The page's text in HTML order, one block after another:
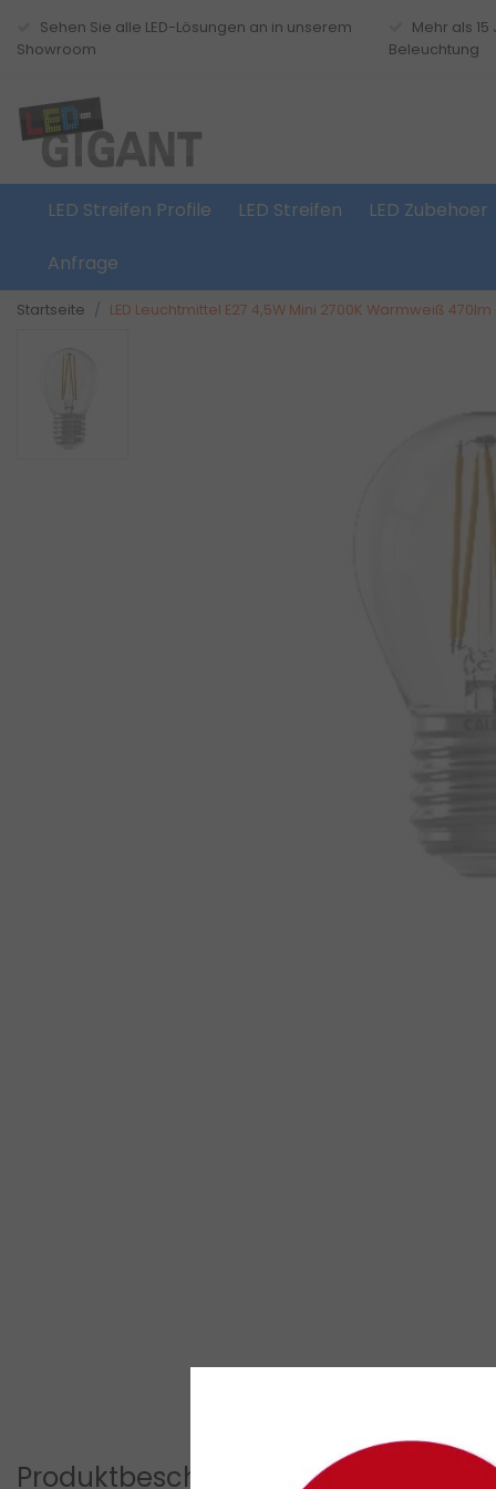
Sehen Sie alle LED-Lösungen an in unserem
Showroom
Mehr als
Beleuchtung
LED Streifen Profile LED Streifen LED Zubehoer
Anfrage
Startseite LED Leuchtmittel E27 4,5W Mini 2700K Warmweiß
Produktbeschreibung